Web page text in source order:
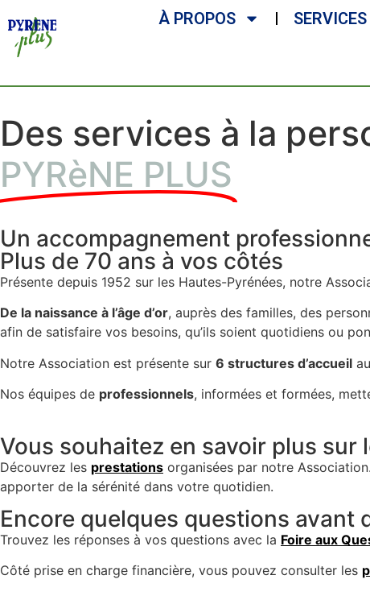
À PROPOS SERVICES
Des services à la
PYRèNE PLUS
Un accompagnement
Plus de 70 ans à vos côtés
Présente depuis 1952 sur les Hautes-Pyrénées, notre
De la naissance à l’âge d’or, auprès des familles, des
afin de satisfaire vos besoins, qu’ils soient quotidiens ou
Notre Association est présente sur 6 structures d’accueil
Nos équipes de professionnels, informées et formées,
Vous souhaitez en savoir plus sur
Découvrez les prestations organisées par notre
apporter de la sérénité dans votre quotidien.
Encore quelques questions avant
Trouvez les réponses à vos questions avec la Foire aux
Côté prise en charge financière, vous pouvez consulter les